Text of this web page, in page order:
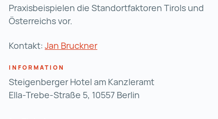
Praxisbeispielen die Standortfaktoren Tirols und
Österreichs vor.
Kontakt: Jan Bruckner
INFORMATION
Steigenberger Hotel am Kanzleramt
Ella-Trebe-Straße 5, 10557 Berlin